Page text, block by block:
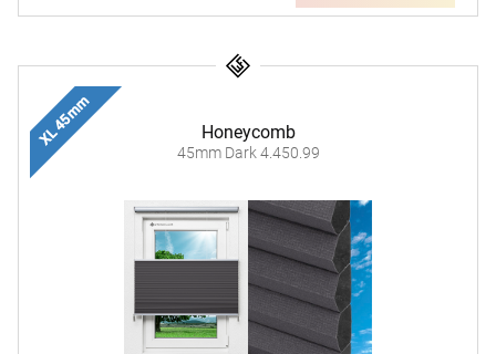
Honeycomb
45mm Dark 4.450.99
XL 45 mm